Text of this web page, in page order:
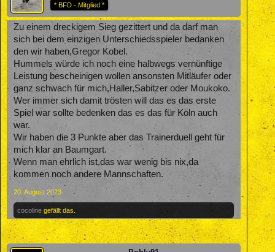
* BFD - Mitglied *
Zu einem dreckigem Sieg gezittert und da darf man
sich bei dem einzigen Unterschiedsspieler bedanken
den wir haben,Gregor Kobel.
Hummels würde ich noch eine halbwegs vernünftige
Leistung bescheinigen wollen ansonsten Mitläufer oder
ganz schwach für mich,Haller,Sabitzer oder Moukoko.
Wer immer sich damit trösten will das es das erste
Spiel war sollte bedenken das es das für Köln auch
war.
Wir haben die 3 Punkte aber das Trainerduell geht für
mich klar an Baumgart.
Wenn man ehrlich ist,das war wenig bis nix,da
kommen noch andere Mannschaften.
20. August 2023
cocoline gefällt das.